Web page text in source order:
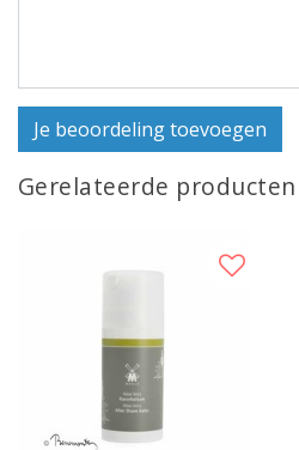
Je beoordeling toevoegen
Gerelateerde producten